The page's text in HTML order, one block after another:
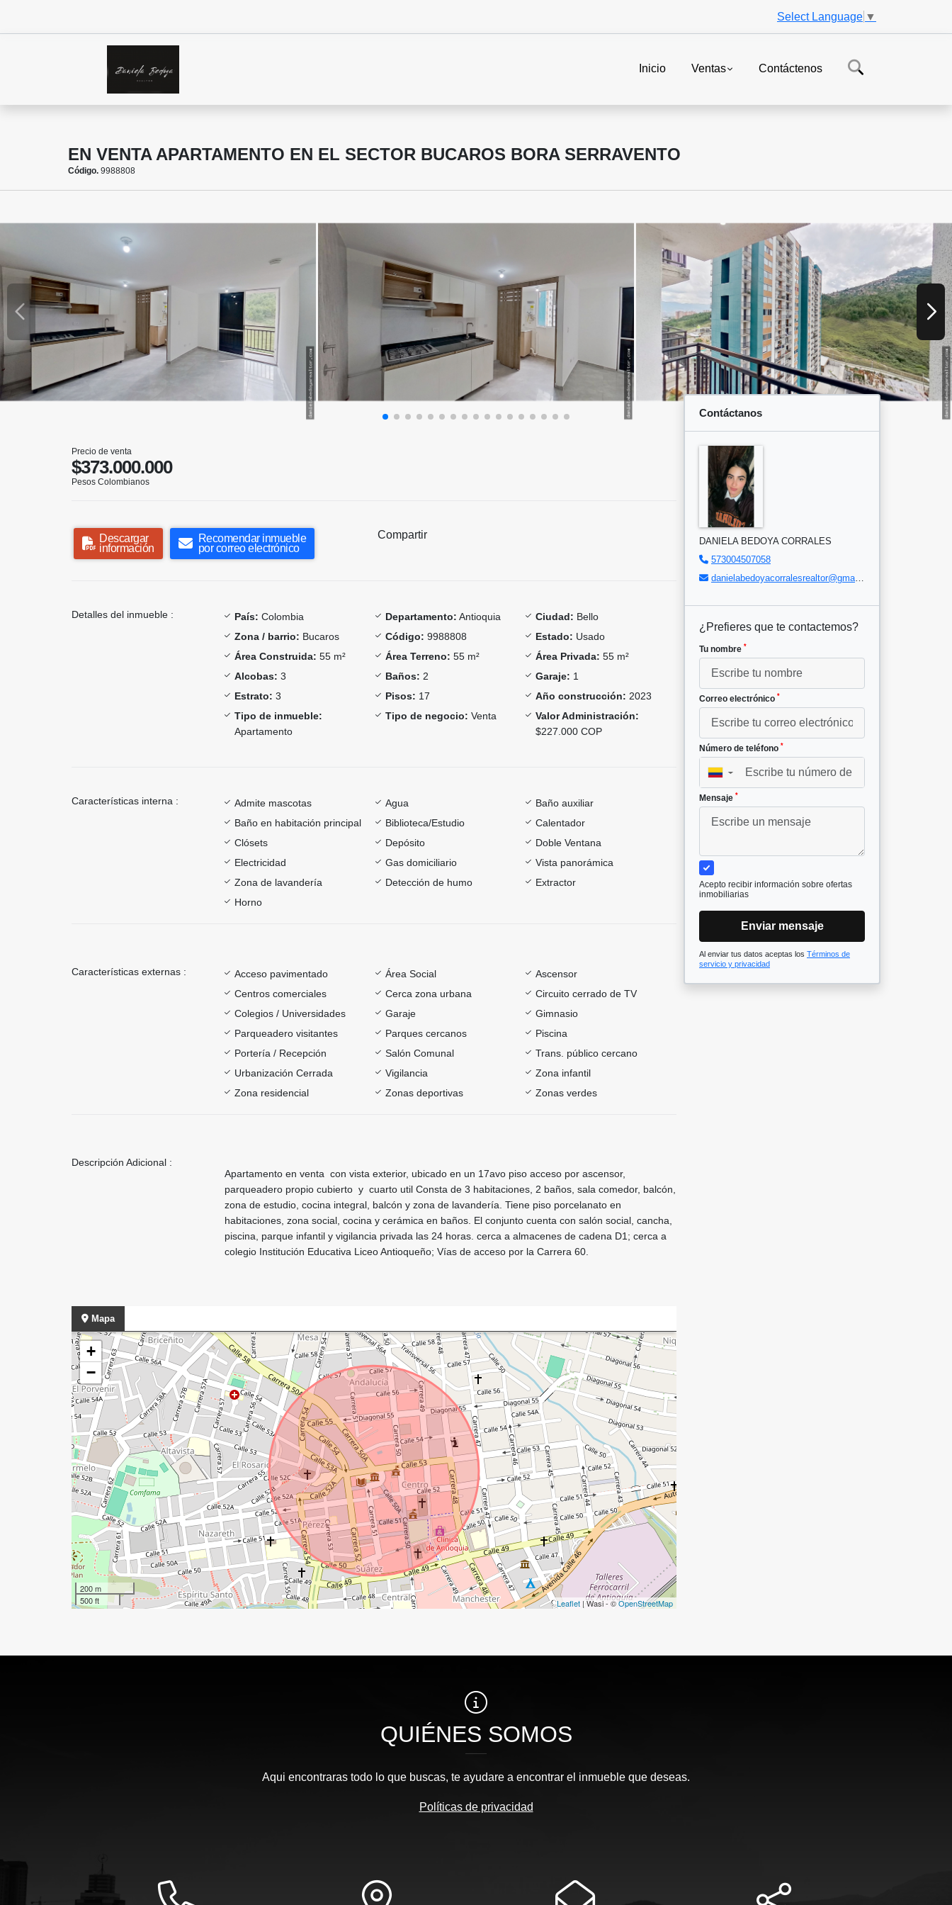
Select Language ▼
Inicio Ventas Contáctenos
EN VENTA APARTAMENTO EN EL SECTOR BUCAROS BORA SERRAVENTO
Código. 9988808
Precio de venta
$373.000.000
Pesos Colombianos
Descargar
información
Recomendar inmueble
por correo electrónico
Compartir
Detalles del inmueble : País: Colombia Departamento: Antioquia Ciudad: Bello
Zona / barrio: Bucaros Código: 9988808 Estado: Usado
Área Construida: 55 m² Área Terreno: 55 m² Área Privada: 55 m²
Alcobas: 3 Baños: 2 Garaje: 1
Estrato: 3 Pisos: 17 Año construcción: 2023
Tipo de inmueble:
Apartamento
Tipo de negocio: Venta
Valor Administración:
$227.000 COP
Características interna : Admite mascotas Agua
Baño auxiliar
Baño en habitación principal
Biblioteca/Estudio
Calentador
Clósets
Depósito
Doble Ventana
Electricidad
Gas domiciliario
Vista panorámica
Zona de lavandería
Detección de humo
Extractor
Horno
Características externas : Acceso pavimentado Área Social
Ascensor
Centros comerciales
Cerca zona urbana
Circuito cerrado de TV
Colegios / Universidades
Garaje
Gimnasio
Parqueadero visitantes
Parques cercanos
Piscina
Portería / Recepción
Salón Comunal
Trans. público cercano
Urbanización Cerrada
Vigilancia
Zona infantil
Zona residencial
Zonas deportivas Zonas verdes
Descripción Adicional :
Apartamento en venta con vista exterior, ubicado en un 17avo piso acceso por ascensor,
parqueadero propio cubierto y cuarto util Consta de 3 habitaciones, 2 baños, sala comedor, balcón,
zona de estudio, cocina integral, balcón y zona de lavandería. Tiene piso porcelanato en
habitaciones, zona social, cocina y cerámica en baños. El conjunto cuenta con salón social, cancha,
piscina, parque infantil y vigilancia privada las 24 horas. cerca a almacenes de cadena D1; cerca a
colegio Institución Educativa Liceo Antioqueño; Vías de acceso por la Carrera 60.
Mapa
+
−
200 m
500 ft
Leaflet | Wasi - ©OpenStreetMap
Contáctanos
DANIELA BEDOYA CORRALES
573004507058
danielabedoyacorralesrealtor@gmail.com
¿Prefieres que te contactemos?
Tu nombre *
Correo electrónico *
Número de teléfono *
▼
Mensaje *
Acepto recibir información sobre ofertas
inmobiliarias
Enviar mensaje
Al enviar tus datos aceptas los Términos de
servicio y privacidad
QUIÉNES SOMOS
Aqui encontraras todo lo que buscas, te ayudare a encontrar el inmueble que deseas.
Políticas de privacidad